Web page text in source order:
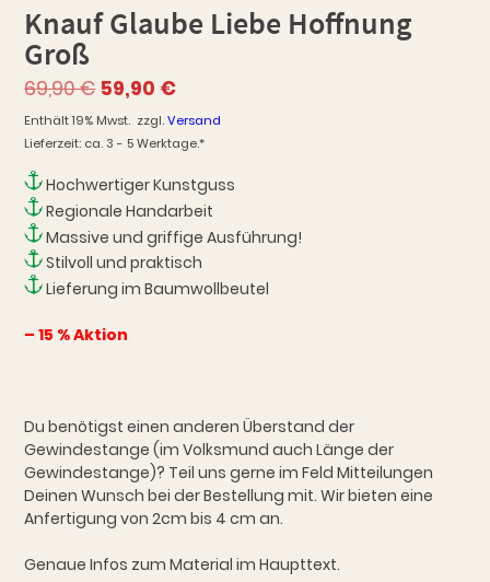
Knauf Glaube Liebe Hoffnung
Groß
69,90€ Ursprünglicher
Preis
war:
69,90 €
59,90 €Aktueller
Preis
ist:
59,90 €.
Enthält 19% Mwst. zzgl.Versand
Lieferzeit: ca. 3 - 5 Werktage.*
Hochwertiger Kunstguss
Regionale Handarbeit
Massive und griffige Ausführung!
Stilvoll und praktisch
Lieferung im Baumwollbeutel
– 15 % Aktion
Du benötigst einen anderen Überstand der
Gewindestange (im Volksmund auch Länge der
Gewindestange)? Teil uns gerne im Feld Mitteilungen
Deinen Wunsch bei der Bestellung mit. Wir bieten eine
Anfertigung von 2cm bis 4 cm an.
Genaue Infos zum Material im Haupttext.